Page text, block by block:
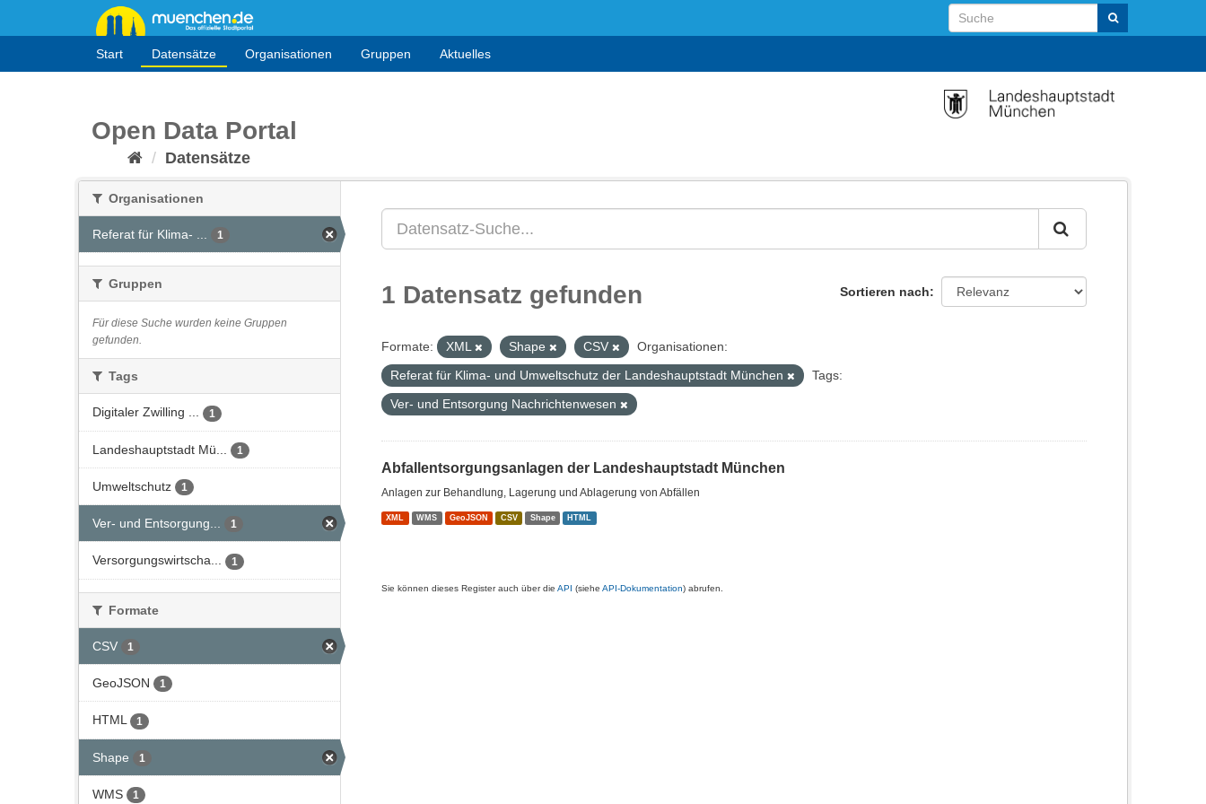
Start Datensätze Organisationen Gruppen Aktuelles
Open Data Portal
Datensätze
Organisationen
Referat für Klima- ... 1
Gruppen
Für diese Suche wurden keine Gruppen
gefunden.
Tags
Digitaler Zwilling ... 1
Landeshauptstadt Mü... 1
Umweltschutz 1
Ver- und Entsorgung... 1
Versorgungswirtscha... 1
Formate
CSV 1
GeoJSON 1
HTML 1
Shape 1
WMS 1
Sortieren nach
1 Datensatz gefunden
Formate: XML Shape CSV
Organisationen:
Referat für Klima- und Umweltschutz der Landeshauptstadt München
Tags:
Ver- und Entsorgung Nachrichtenwesen
Abfallentsorgungsanlagen der Landeshauptstadt München
Anlagen zur Behandlung, Lagerung und Ablagerung von Abfällen
XML WMS GeoJSON CSV Shape HTML
Sie können dieses Register auch über die API (siehe API-Dokumentation) abrufen.